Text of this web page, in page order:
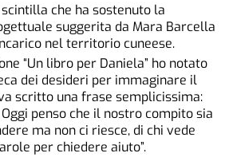
che ha sostenuto la
suggerita da Mara Barcella
nel territorio cuneese.
“Un libro per Daniela” ho notato
dei desideri per immaginare il
scritto una frase semplicissima:
penso che il nostro compito sia
ma non ci riesce, di chi vede
per chiedere aiuto”.